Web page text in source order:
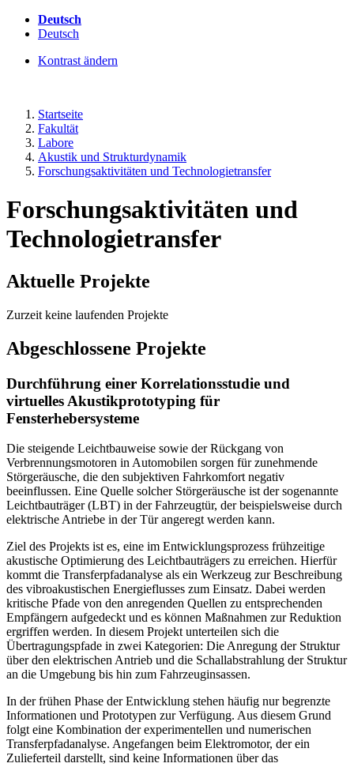
Deutsch
Deutsch
Kontrast ändern
Startseite
Fakultät
Labore
Akustik und Strukturdynamik
Forschungsaktivitäten und Technologietransfer
Forschungsaktivitäten und
Technologietransfer
Aktuelle Projekte
Zurzeit keine laufenden Projekte
Abgeschlossene Projekte
Durchführung einer Korrelationsstudie und
virtuelles Akustikprototyping für
Fensterhebersysteme
Die steigende Leichtbauweise sowie der Rückgang von
Verbrennungsmotoren in Automobilen sorgen für zunehmende
Störgeräusche, die den subjektiven Fahrkomfort negativ
beeinflussen. Eine Quelle solcher Störgeräusche ist der sogenannte
Leichtbauträger (LBT) in der Fahrzeugtür, der beispielsweise durch
elektrische Antriebe in der Tür angeregt werden kann.
Ziel des Projekts ist es, eine im Entwicklungsprozess frühzeitige
akustische Optimierung des Leichtbauträgers zu erreichen. Hierfür
kommt die Transferpfadanalyse als ein Werkzeug zur Beschreibung
des vibroakustischen Energieflusses zum Einsatz. Dabei werden
kritische Pfade von den anregenden Quellen zu entsprechenden
Empfängern aufgedeckt und es können Maßnahmen zur Reduktion
ergriffen werden. In diesem Projekt unterteilen sich die
Übertragungspfade in zwei Kategorien: Die Anregung der Struktur
über den elektrischen Antrieb und die Schallabstrahlung der Struktur
an die Umgebung bis hin zum Fahrzeuginsassen.
In der frühen Phase der Entwicklung stehen häufig nur begrenzte
Informationen und Prototypen zur Verfügung. Aus diesem Grund
folgt eine Kombination der experimentellen und numerischen
Transferpfadanalyse. Angefangen beim Elektromotor, der ein
Zulieferteil darstellt, sind keine Informationen über das